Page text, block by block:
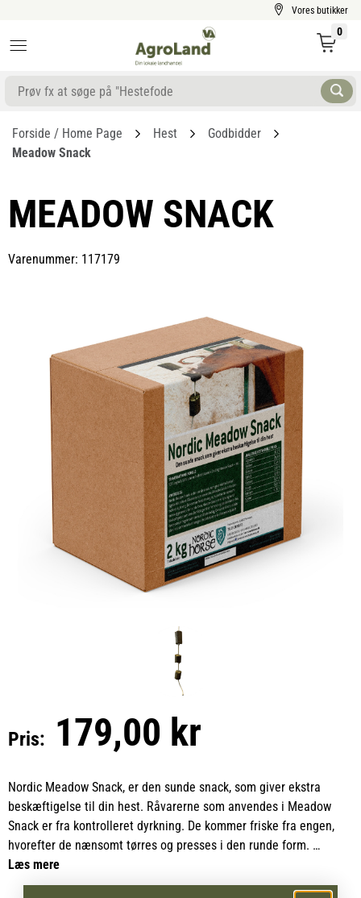
Vores butikker
0
Forside / Home Page Hest
Godbidder
Meadow Snack
MEADOW SNACK
Varenummer: 117179
Pris: 179,00 kr
Nordic Meadow Snack, er den sunde snack, som giver ekstra
beskæftigelse til din hest. Råvarerne som anvendes i Meadow
Snack er fra kontrolleret dyrkning. De kommer friske fra engen,
hvorefter de nænsomt tørres og presses i den runde form.
Meadow Snack er en sjov og sund beskæftigelse, som desuden
Læs mere